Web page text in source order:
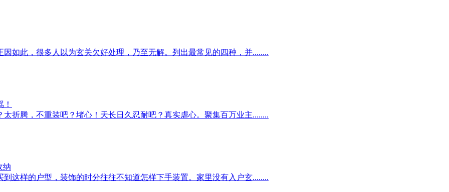
如此，很多人以为玄关欠好处理，乃至无解。列出最常见的四种，并........
折腾，不重装吧？堵心！天长日久忍耐吧？真实虐心。聚集百万业主........
纳
这样的户型，装饰的时分往往不知道怎样下手装置。家里没有入户玄........